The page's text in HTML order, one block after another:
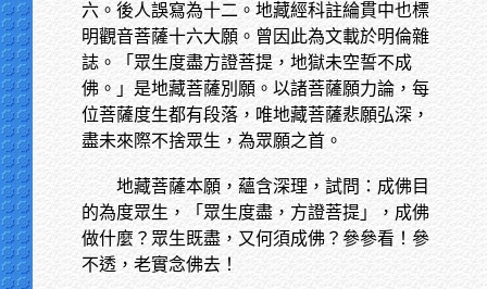
六。後人誤寫為十二。地藏經科註綸貫中也標
明觀音菩薩十六大願。曾因此為文載於明倫雜
誌。「眾生度盡方證菩提，地獄未空誓不成
佛。」是地藏菩薩別願。以諸菩薩願力論，每
位菩薩度生都有段落，唯地藏菩薩悲願弘深，
盡未來際不捨眾生，為眾願之首。
地藏菩薩本願，蘊含深理，試問：成佛目
的為度眾生，「眾生度盡，方證菩提」，成佛
做什麼？眾生既盡，又何須成佛？參參看！參
不透，老實念佛去！